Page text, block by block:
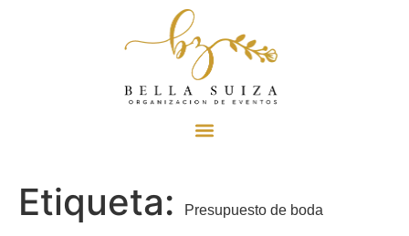
Etiqueta: Presupuesto de boda